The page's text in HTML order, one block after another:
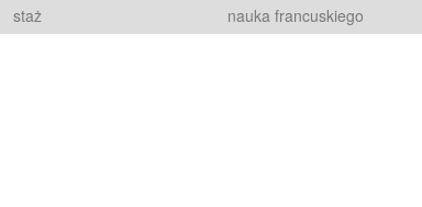
staż
nauka francuskiego